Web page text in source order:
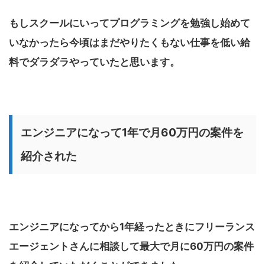
もしスクールにいってプログラミングを勉強し始めて
いなかったら今頃はまだやりたくもない仕事を低い給
料でダラダラやっていたと思います。
エンジニアになって1年で月60万円の案件を
紹介された
エンジニアになってから1年経ったときにフリーランス
エージェントさんに相談して最大で月に60万円の案件